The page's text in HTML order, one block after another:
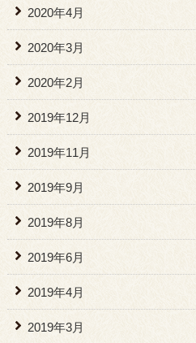
2020年4月
2020年3月
2020年2月
2019年12月
2019年11月
2019年9月
2019年8月
2019年6月
2019年4月
2019年3月